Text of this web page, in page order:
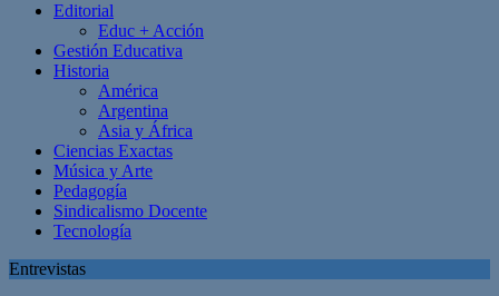
Editorial
Educ + Acción
Gestión Educativa
Historia
América
Argentina
Asia y África
Ciencias Exactas
Música y Arte
Pedagogía
Sindicalismo Docente
Tecnología
Entrevistas